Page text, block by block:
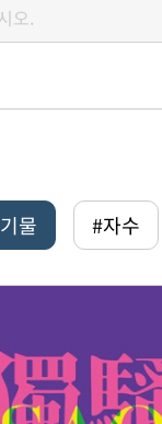
물 #자수